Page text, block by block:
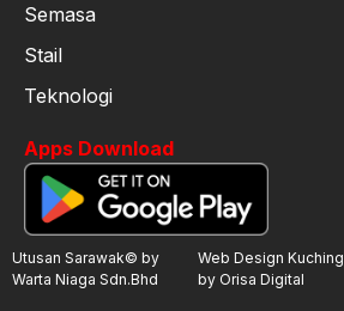
Semasa
Stail
Teknologi
Apps Download
Utusan Sarawak© by
Warta Niaga Sdn.Bhd
Web Design Kuching
by Orisa Digital